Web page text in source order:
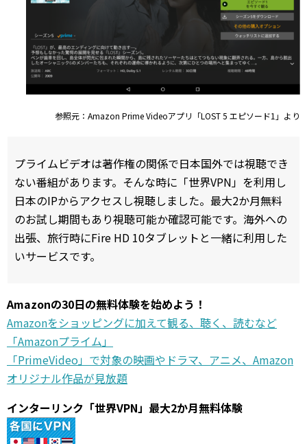
参照元：Amazon Prime Videoアプリ「LOST 5 エピソード1」より
プライムビデオは著作権の関係で日本国外では視聴でき
ない番組があります。そんな時に「世界VPN」を利用し
日本のIPからアクセスし視聴しました。最大2か月無料
のお試し期間もあり視聴可能か確認可能です。海外への
出張、旅行時にFire HD 10タブレットと一緒に利用した
いサービスです。
Amazonの30日の無料体験を始めよう！
Amazonをショッピングに加えて観る、聴く、読むなど
「Amazonプライム」
「PrimeVideo」で対象の映画やドラマ、アニメ、Amazon
オリジナル作品が見放題
インターリンク「世界VPN」最大2か月無料体験